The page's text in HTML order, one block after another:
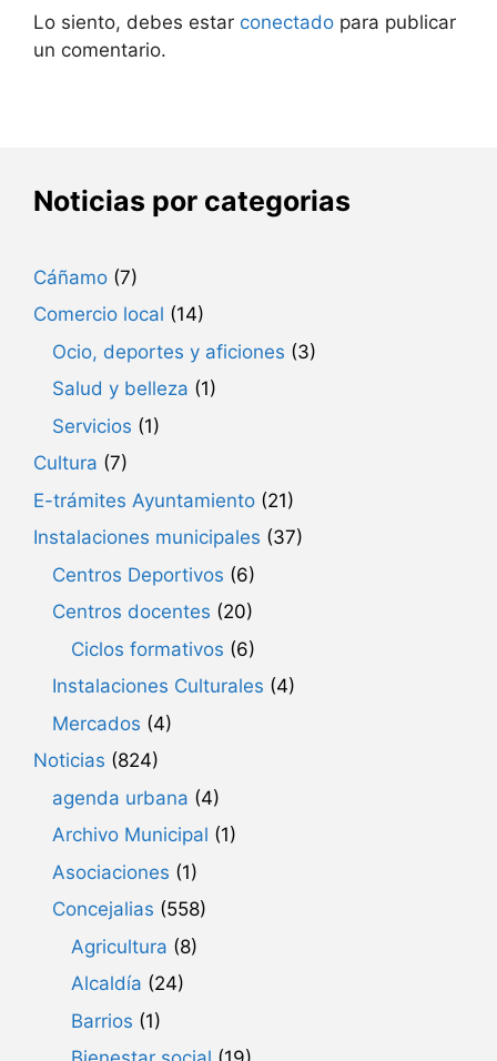
Lo siento, debes estar conectado para publicar
un comentario.
Noticias por categorias
Cáñamo (7)
Comercio local (14)
Ocio, deportes y aficiones (3)
Salud y belleza (1)
Servicios (1)
Cultura (7)
E-trámites Ayuntamiento (21)
Instalaciones municipales (37)
Centros Deportivos (6)
Centros docentes (20)
Ciclos formativos (6)
Instalaciones Culturales (4)
Mercados (4)
Noticias (824)
agenda urbana (4)
Archivo Municipal (1)
Asociaciones (1)
Concejalias (558)
Agricultura (8)
Alcaldía (24)
Barrios (1)